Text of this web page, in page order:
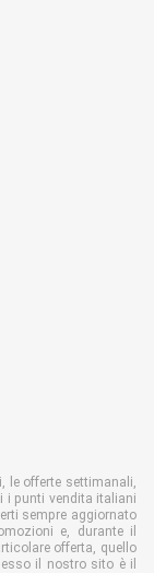
le offerte settimanali,
i punti vendita italiani
sempre aggiornato
e, durante il
offerta, quello
il nostro sito è il